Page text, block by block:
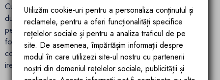
Cu optiuni de instalare la nivel de podea sau pe caditele de
dus disponibile pesite-ul nostru, cabina Hera se integreaza
perfect in orice concept de design interior. Fiecare detaliu a
fost gandit pentru a oferi o experienta de dus superioara,
combinand estetica cu functionalitatea intr-un mod
ireprosabil.
Utilizăm cookie-uri pentru a personaliza conținutul și
reclamele, pentru a oferi funcționalități specifice
rețelelor sociale și pentru a analiza traficul de pe
site. De asemenea, împărtășim informații despre
modul în care utilizezi site-ul nostru cu partenerii
noștri din domeniul rețelelor sociale, publicității și